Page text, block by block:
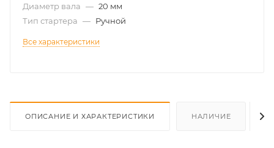
Диаметр вала — 20 мм
Тип стартера — Ручной
Все характеристики
ОПИСАНИЕ И ХАРАКТЕРИСТИКИ НАЛИЧИЕ